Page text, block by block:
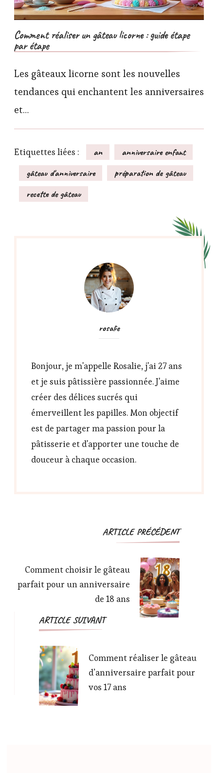
Comment réaliser un gâteau licorne : guide étape
par étape
Les gâteaux licorne sont les nouvelles
tendances qui enchantent les anniversaires
et…
Etiquettes liées : an
anniversaire enfant
gâteau d'anniversaire
préparation de gâteau
recette de gâteau
rosalie
Bonjour, je m'appelle Rosalie, j'ai 27 ans
et je suis pâtissière passionnée. J'aime
créer des délices sucrés qui
émerveillent les papilles. Mon objectif
est de partager ma passion pour la
pâtisserie et d'apporter une touche de
douceur à chaque occasion.
Navigation
d'article
ARTICLE PRÉCÉDENT
Comment choisir le gâteau
parfait pour un anniversaire
de 18 ans
ARTICLE SUIVANT
Comment réaliser le gâteau
d’anniversaire parfait pour
vos 17 ans